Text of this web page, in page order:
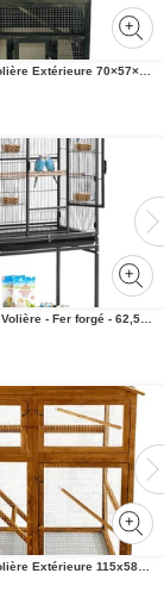
Lendo Online Volière Extérieure 70×57×165 cm Bois Gris
Cage à oiseaux Volière - Fer forgé - 62,5 x 42,5 x 137 cm - Perchoirs & bac de récupération - Ecuelles à nourriture en plastique - Avec roulettes - Pour perroquets, nymphéas & canaris
Lendo Online Volière Extérieure 115x58x164 cm Bois Marron